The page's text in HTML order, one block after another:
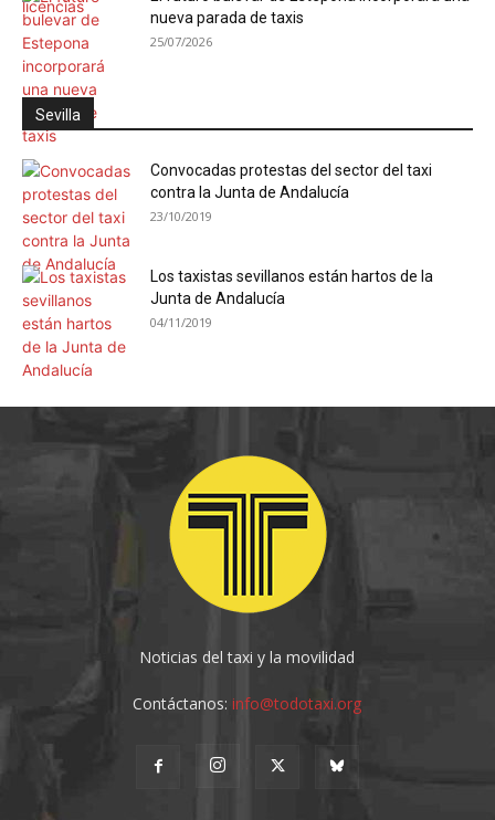
nueva parada de taxis
25/07/2026
Sevilla
Convocadas protestas del sector del taxi
contra la Junta de Andalucía
23/10/2019
Los taxistas sevillanos están hartos de la
Junta de Andalucía
04/11/2019
Noticias del taxi y la movilidad
Contáctanos:info@todotaxi.org